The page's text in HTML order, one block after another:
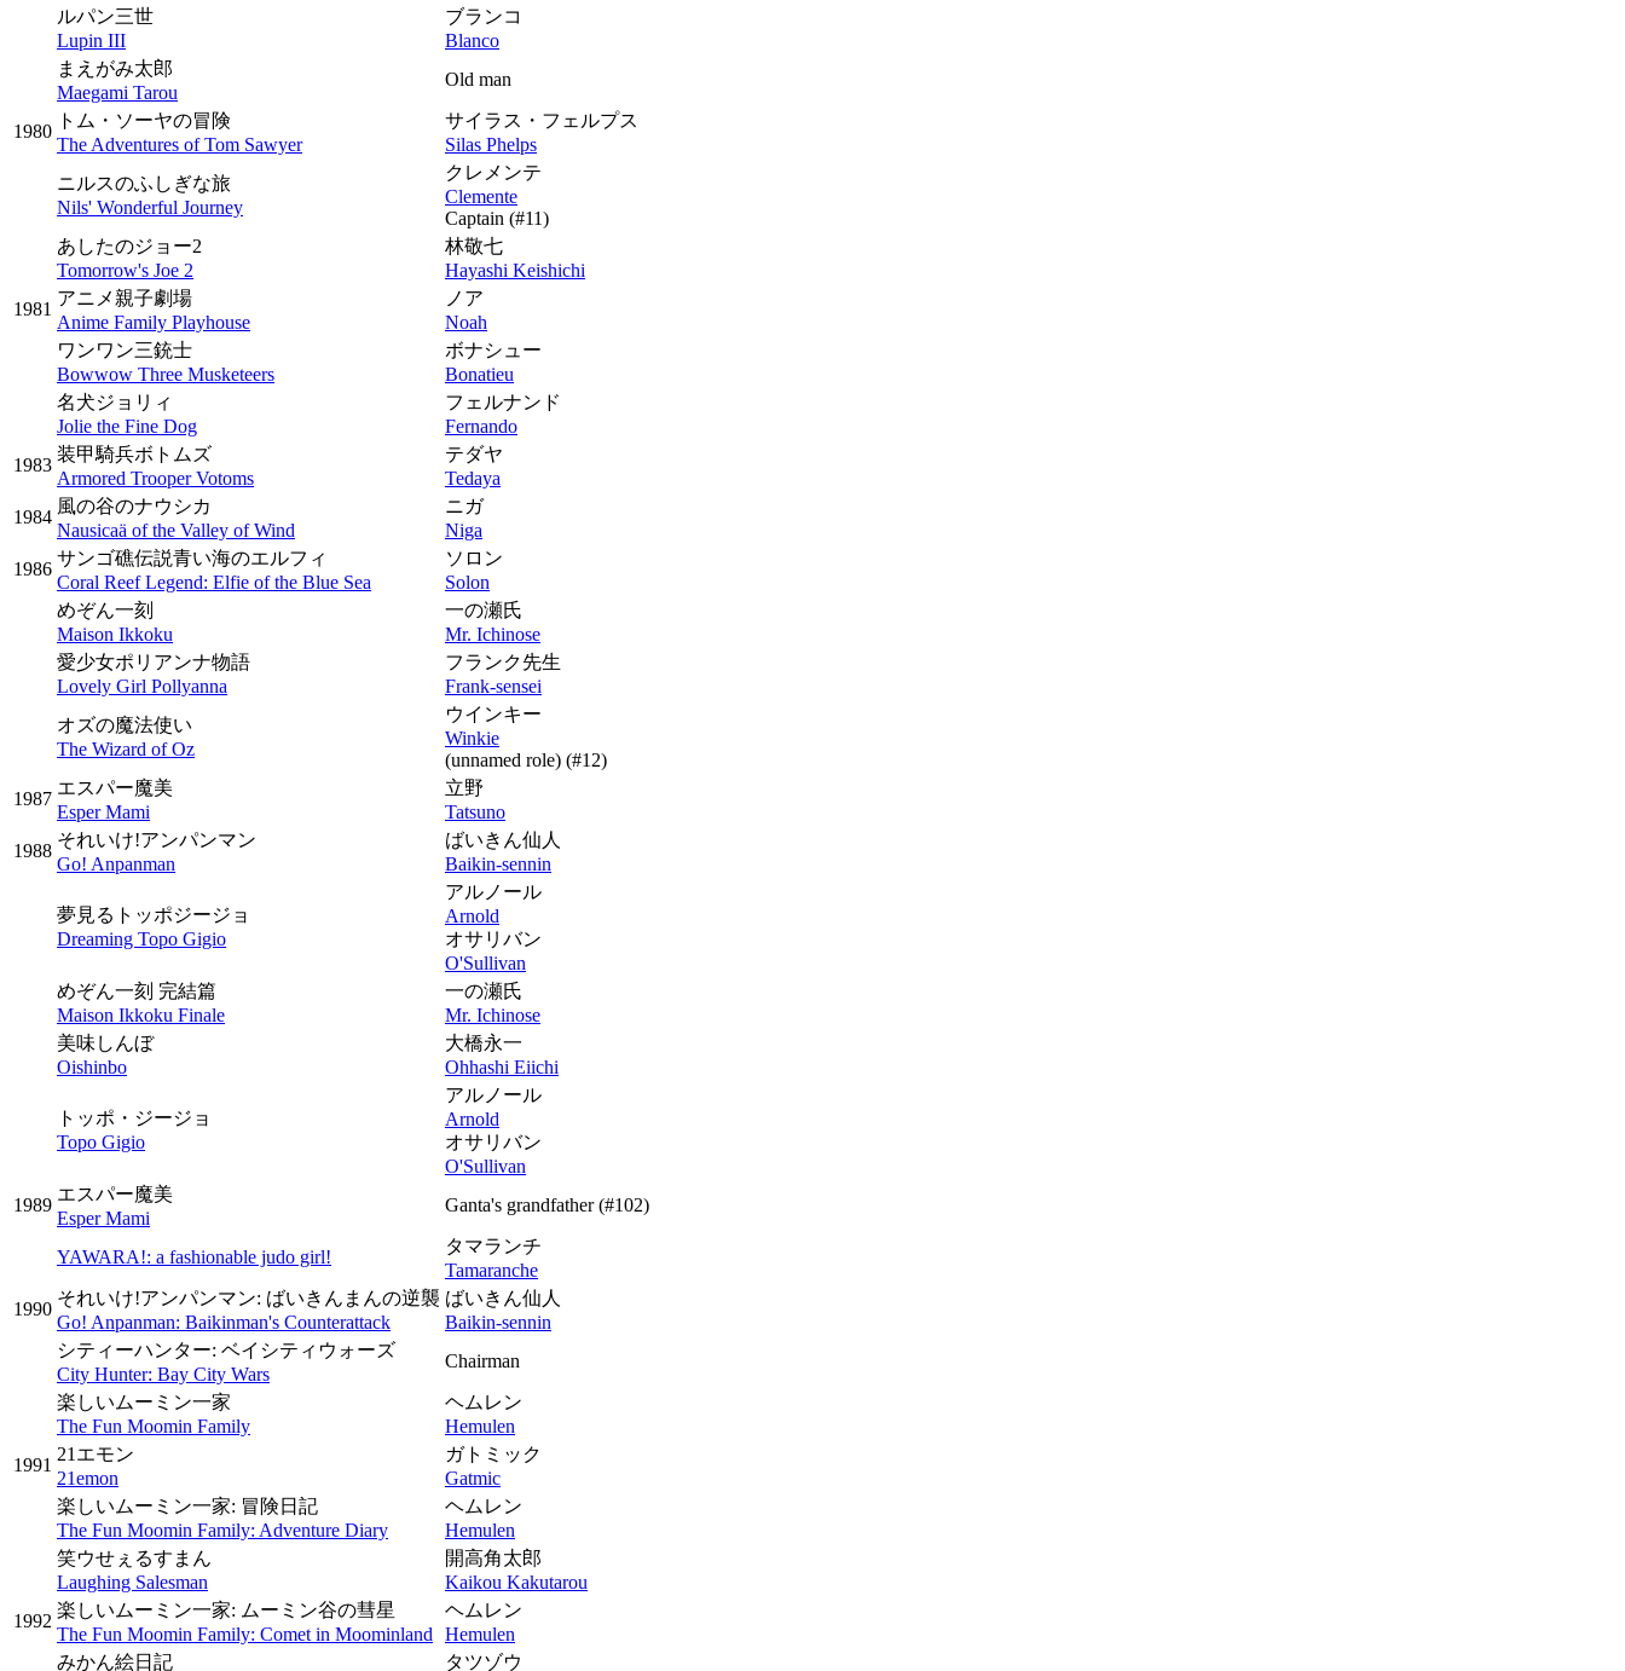
ルパン三世
Lupin III
ブランコ
Blanco
まえがみ太郎
Maegami Tarou
Old man
1980
トム・ソーヤの冒険
The Adventures of Tom Sawyer
サイラス・フェルプス
Silas Phelps
ニルスのふしぎな旅
Nils' Wonderful Journey
クレメンテ
Clemente
Captain (#11)
あしたのジョー2
Tomorrow's Joe 2
林敬七
Hayashi Keishichi
1981
アニメ親子劇場
Anime Family Playhouse
ノア
Noah
ワンワン三銃士
Bowwow Three Musketeers
ボナシュー
Bonatieu
名犬ジョリィ
Jolie the Fine Dog
フェルナンド
Fernando
1983
装甲騎兵ボトムズ
Armored Trooper Votoms
テダヤ
Tedaya
1984
風の谷のナウシカ
Nausicaä of the Valley of Wind
ニガ
Niga
1986
サンゴ礁伝説青い海のエルフィ
Coral Reef Legend: Elfie of the Blue Sea
ソロン
Solon
めぞん一刻
Maison Ikkoku
一の瀬氏
Mr. Ichinose
愛少女ポリアンナ物語
Lovely Girl Pollyanna
フランク先生
Frank-sensei
オズの魔法使い
The Wizard of Oz
ウインキー
Winkie
(unnamed role) (#12)
1987
エスパー魔美
Esper Mami
立野
Tatsuno
1988
それいけ!アンパンマン
Go! Anpanman
ばいきん仙人
Baikin-sennin
夢見るトッポジージョ
Dreaming Topo Gigio
アルノール
Arnold
オサリバン
O'Sullivan
めぞん一刻 完結篇
Maison Ikkoku Finale
一の瀬氏
Mr. Ichinose
美味しんぼ
Oishinbo
大橋永一
Ohhashi Eiichi
トッポ・ジージョ
Topo Gigio
アルノール
Arnold
オサリバン
O'Sullivan
1989
エスパー魔美
Esper Mami
Ganta's grandfather(#102)
YAWARA!: a fashionable judo girl!
タマランチ
Tamaranche
1990
それいけ!アンパンマン: ばいきんまんの逆襲
Go! Anpanman: Baikinman's Counterattack
ばいきん仙人
Baikin-sennin
シティーハンター: ベイシティウォーズ
City Hunter: Bay City Wars
Chairman
楽しいムーミン一家
The Fun Moomin Family
ヘムレン
Hemulen
1991
21エモン
21emon
ガトミック
Gatmic
楽しいムーミン一家: 冒険日記
The Fun Moomin Family: Adventure Diary
ヘムレン
Hemulen
笑ウせぇるすまん
Laughing Salesman
開高角太郎
Kaikou Kakutarou
1992
楽しいムーミン一家: ムーミン谷の彗星
The Fun Moomin Family: Comet in Moominland
ヘムレン
Hemulen
みかん絵日記
タツゾウ